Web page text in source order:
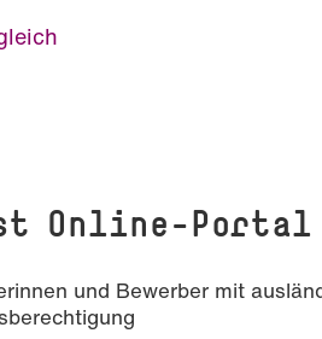
Online-Portal
und Bewerber mit